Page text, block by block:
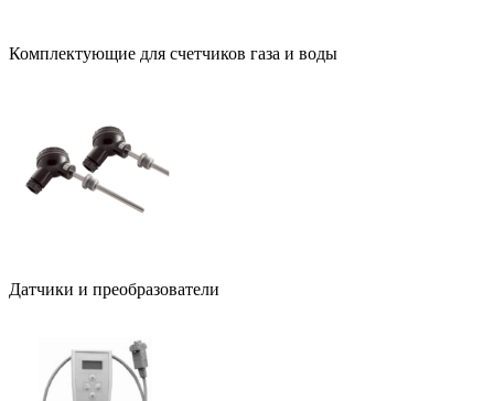
Комплектующие для счетчиков газа и воды
Датчики и преобразователи